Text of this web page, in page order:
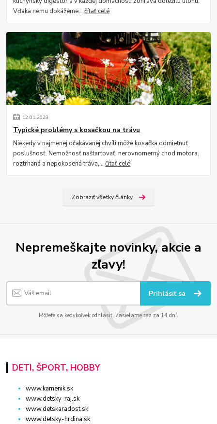
Vďaka nemu dokážeme...čítať celé
12.01.2023
Typické problémy s kosačkou na trávu
Niekedy v najmenej očakávanej chvíli môže kosačka odmietnuť
poslušnosť. Nemožnosť naštartovať, nerovnomerný chod motora,
roztrhaná a nepokosená tráva,...čítať celé
Zobraziť všetky články
Nepremeškajte novinky, akcie a
zľavy!
Prihlásiť sa
Môžete sa kedykoľvek odhlásiť. Zasielame raz za 14 dní.
DETI, ŠPORT, HOBBY
www.kamenik.sk
www.detsky-raj.sk
www.detskaradost.sk
www.detsky-hrdina.sk